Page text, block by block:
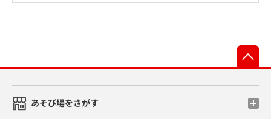
あそび場をさがす